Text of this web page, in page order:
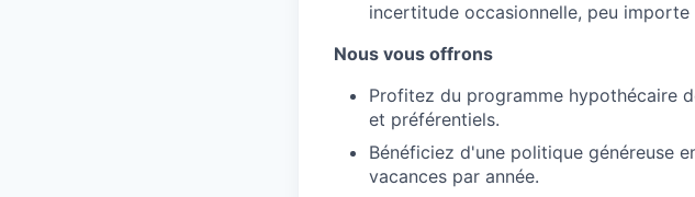
incertitude occasionnelle, peu
Nous vous offrons
Profitez du programme hypothécaire
et préférentiels.
Bénéficiez d'une politique généreuse
vacances par année.